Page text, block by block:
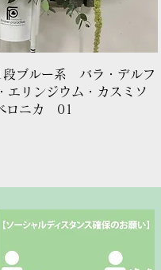
ックビュー
ブルー系 バラ・デルフ
エリンジウム・カスミソ
ロニカ 01